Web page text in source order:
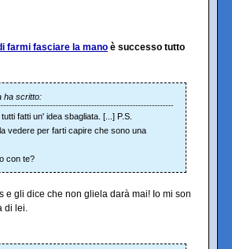
farmi fasciare la mano è successo tutto
ha scritto:
fatti un' idea sbagliata. [...] P.S.
vedere per farti capire che sono una
con te?
e gli dice che non gliela darà mai! Io mi son
di lei.